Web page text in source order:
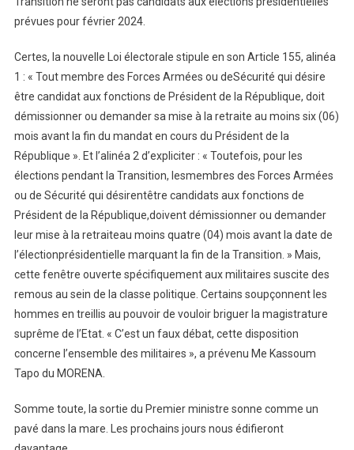
prévues pour février 2024.
Certes, la nouvelle Loi électorale stipule en son Article 155, alinéa
1 : « Tout membre des Forces Armées ou deSécurité qui désire
être candidat aux fonctions de Président de la République, doit
démissionner ou demander sa mise à la retraite au moins six (06)
mois avant la fin du mandat en cours du Président de la
République ». Et l’alinéa 2 d’expliciter : « Toutefois, pour les
élections pendant la Transition, lesmembres des Forces Armées
ou de Sécurité qui désirentêtre candidats aux fonctions de
Président de la République,doivent démissionner ou demander
leur mise à la retraiteau moins quatre (04) mois avant la date de
l’électionprésidentielle marquant la fin de la Transition. » Mais,
cette fenêtre ouverte spécifiquement aux militaires suscite des
remous au sein de la classe politique. Certains soupçonnent les
hommes en treillis au pouvoir de vouloir briguer la magistrature
suprême de l’Etat. « C’est un faux débat, cette disposition
concerne l’ensemble des militaires », a prévenu Me Kassoum
Tapo du MORENA.
Somme toute, la sortie du Premier ministre sonne comme un
pavé dans la mare. Les prochains jours nous édifieront